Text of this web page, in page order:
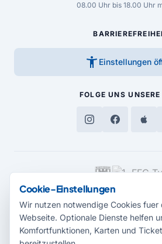
08.00 Uhr bis 18.00 Uhr
accessibility_new Einstellungen
FOLGE UNS
MEDIENPARTNER
Cookie-Einstellungen
Wir nutzen notwendige Cookies fuer
Webseite. Optionale Dienste helfen
Komfortfunktionen, Karten und